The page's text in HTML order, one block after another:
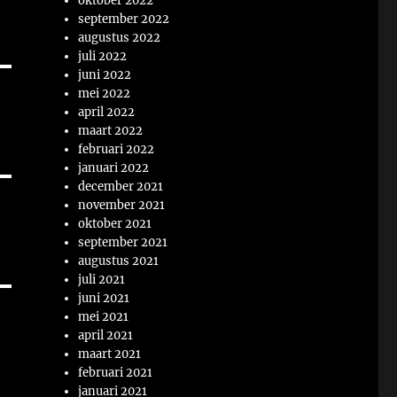
september 2022
augustus 2022
juli 2022
juni 2022
mei 2022
april 2022
maart 2022
februari 2022
januari 2022
december 2021
november 2021
oktober 2021
september 2021
augustus 2021
juli 2021
juni 2021
mei 2021
april 2021
maart 2021
februari 2021
januari 2021